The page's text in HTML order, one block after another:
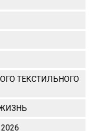
ТЕКСТИЛЬНОГО